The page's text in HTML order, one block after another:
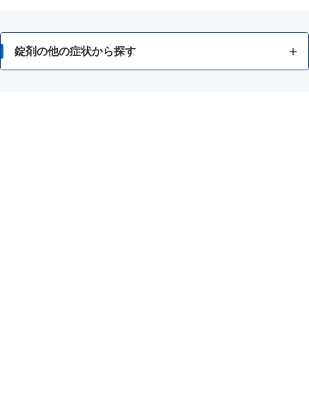
錠剤の他の症状から探す